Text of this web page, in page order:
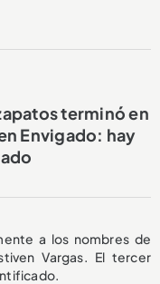
terminó en
Envigado: hay
a los nombres de
Vargas. El tercer